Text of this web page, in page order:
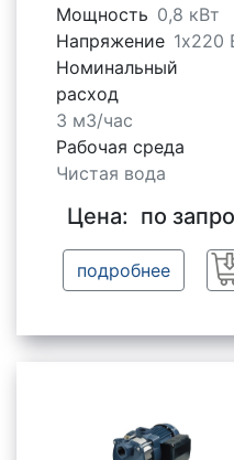
Мощность 0,8 кВт
Напряжение 1х220
Номинальный
расход
3 м3/час
Рабочая среда
Чистая вода
Цена: по
подробнее